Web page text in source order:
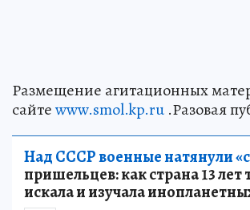
Размещение агитационных
сайтеwww.smol.kp.ru .Разовая
Над СССР военные натянули
пришельцев: как страна 13 лет
искала и изучала